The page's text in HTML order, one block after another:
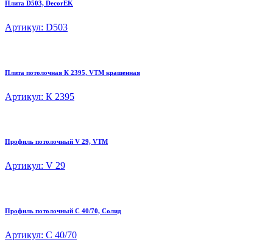
Плита D503, DecorEK
Артикул: D503
Плита потолочная К 2395, VTM крашенная
Артикул: К 2395
Профиль потолочный V 29, VTM
Артикул: V 29
Профиль потолочный C 40/70, Солид
Артикул: C 40/70